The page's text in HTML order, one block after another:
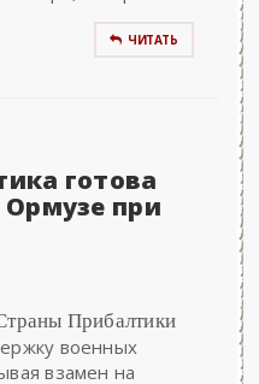
ЧИТАТЬ
готова
при
Прибалтики
военных
взамен на